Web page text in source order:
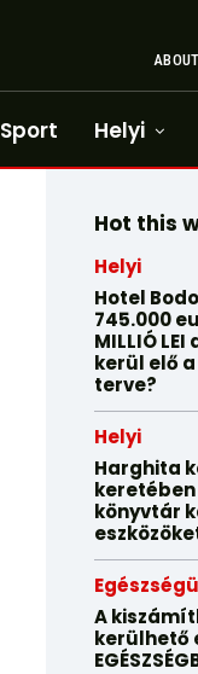
Sport Helyi
Hot this
Helyi
Hotel
745.000
MILLIÓ
kerül elő
terve?
Helyi
Harghita
könyvtár
A
kerülhető